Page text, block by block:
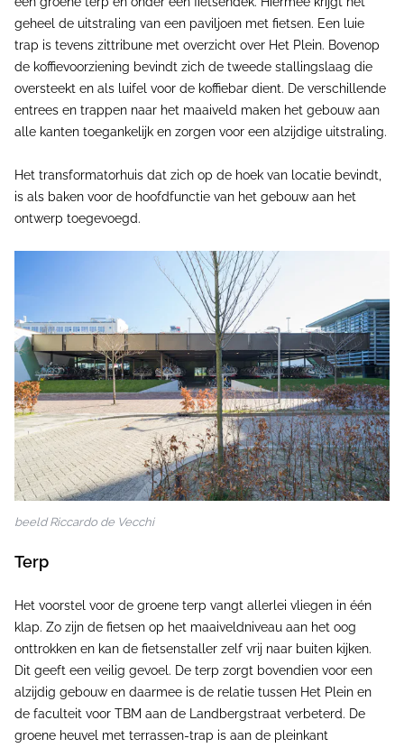
geheel de uitstraling van een paviljoen met fietsen. Een luie
trap is tevens zittribune met overzicht over Het Plein. Bovenop
de koffievoorziening bevindt zich de tweede stallingslaag die
oversteekt en als luifel voor de koffiebar dient. De verschillende
entrees en trappen naar het maaiveld maken het gebouw aan
alle kanten toegankelijk en zorgen voor een alzijdige uitstraling.
Het transformatorhuis dat zich op de hoek van locatie bevindt,
is als baken voor de hoofdfunctie van het gebouw aan het
ontwerp toegevoegd.
beeld Riccardo de Vecchi
Terp
Het voorstel voor de groene terp vangt allerlei vliegen in één
klap. Zo zijn de fietsen op het maaiveldniveau aan het oog
onttrokken en kan de fietsenstaller zelf vrij naar buiten kijken.
Dit geeft een veilig gevoel. De terp zorgt bovendien voor een
alzijdig gebouw en daarmee is de relatie tussen Het Plein en
de faculteit voor TBM aan de Landbergstraat verbeterd. De
groene heuvel met terrassen-trap is aan de pleinkant